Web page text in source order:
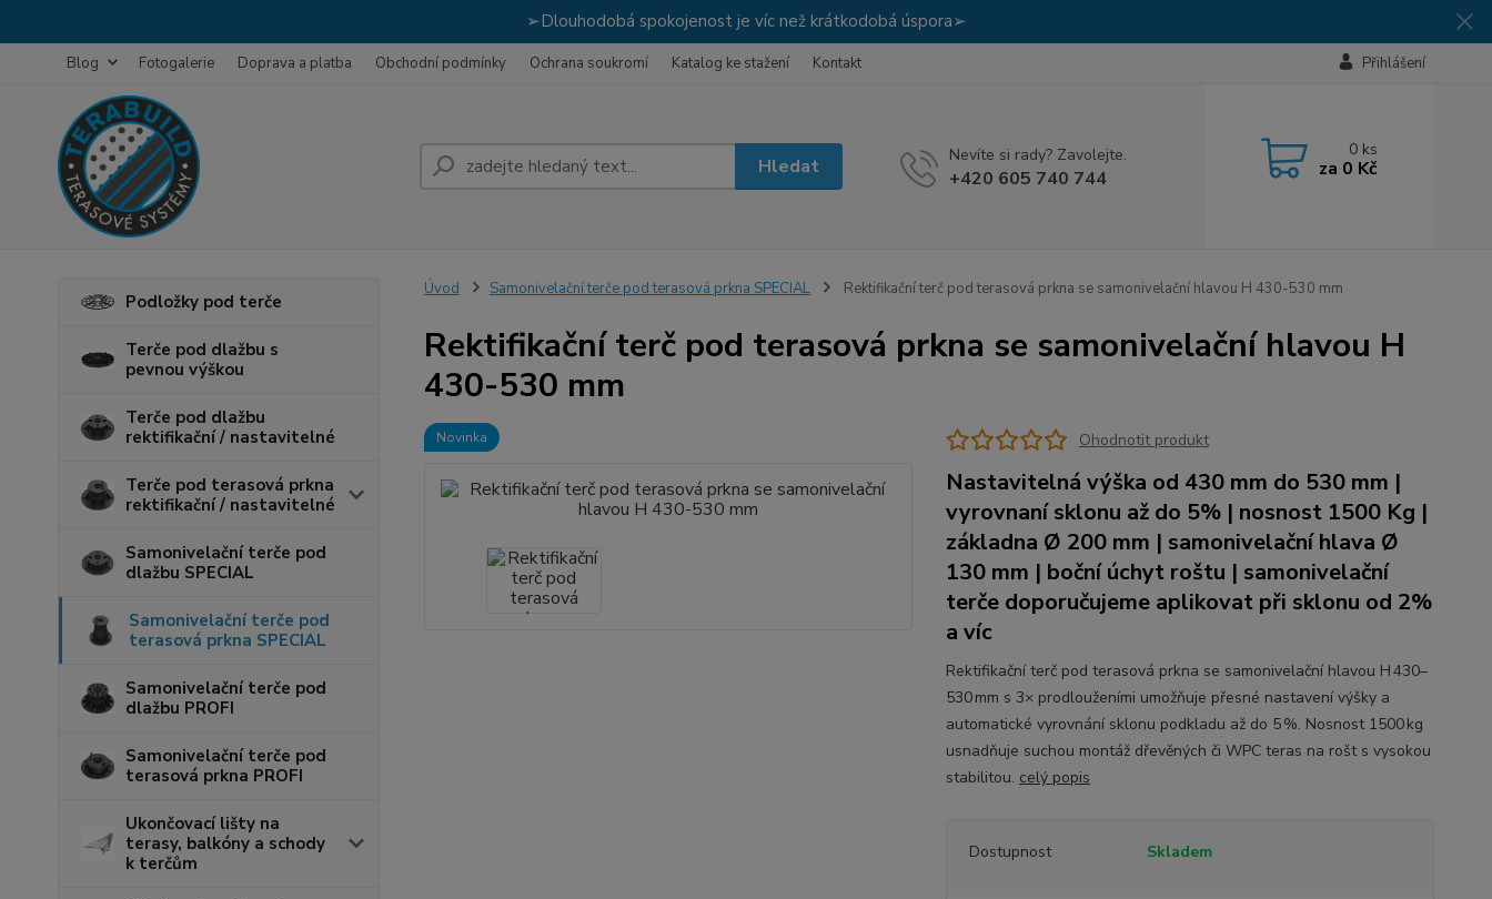
➢Dlouhodobá spokojenost je víc než krátkodobá úspora➢
Blog Fotogalerie Doprava a platba Obchodní podmínky Ochrana soukromí Katalog ke stažení Kontakt Přihlášení
Hledat Nevíte si rady? Zavolejte.
+420 605 740 744
0 ks
za 0 Kč
Podložky pod terče
Terče pod dlažbu s
pevnou výškou
Terče pod dlažbu
rektifikační / nastavitelné
Terče pod terasová prkna
rektifikační / nastavitelné
Samonivelační terče pod
dlažbu SPECIAL
Samonivelační terče pod
terasová prkna SPECIAL
Samonivelační terče pod
dlažbu PROFI
Samonivelační terče pod
terasová prkna PROFI
Ukončovací lišty na
terasy, balkóny a schody
k terčům
Úvod Samonivelační terče pod terasová prkna SPECIAL Rektifikační terč pod terasová prkna se samonivelační hlavou H 430-530 mm
Rektifikační terč pod terasová prkna se samonivelační hlavou H
430-530 mm
Novinka Ohodnotit produkt
Nastavitelná výška od 430 mm do 530 mm |
vyrovnaní sklonu až do 5% | nosnost 1500 Kg |
základna Ø 200 mm | samonivelační hlava Ø
130 mm | boční úchyt roštu | samonivelační
terče doporučujeme aplikovat při sklonu od 2%
a víc
Rektifikační terč pod terasová prkna se samonivelační hlavou H 430–
530 mm s 3× prodlouženími umožňuje přesné nastavení výšky a
automatické vyrovnání sklonu podkladu až do 5 %. Nosnost 1500 kg
usnadňuje suchou montáž dřevěných či WPC teras na rošt s vysokou
stabilitou. celý popis
Dostupnost Skladem